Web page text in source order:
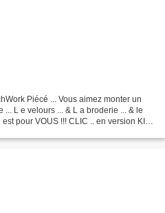
Piécé ... Vous aimez monter un
L e velours ... & L a broderie ... & le
pour VOUS !!! CLIC .. en version KIT